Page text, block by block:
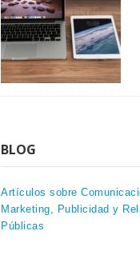
BLOG
Artículos sobre
Marketing, Publicidad y
Públicas